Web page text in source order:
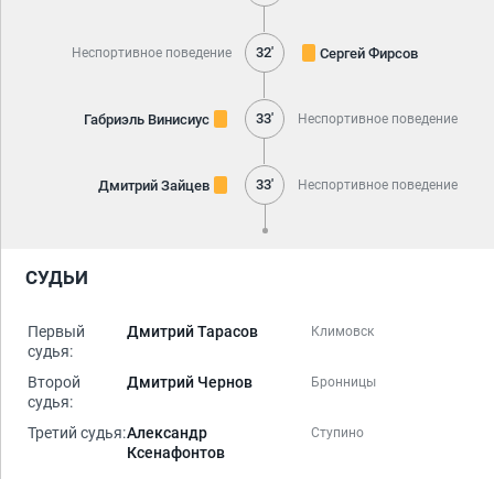
Неспортивное поведение 32' Сергей Фирсов
Габриэль Винисиус 33' Неспортивное поведение
Дмитрий Зайцев 33' Неспортивное поведение
СУДЬИ
Первый
судья:
Дмитрий Тарасов Климовск
Второй
судья:
Дмитрий Чернов Бронницы
Третий судья:Александр
Ксенафонтов
Ступино